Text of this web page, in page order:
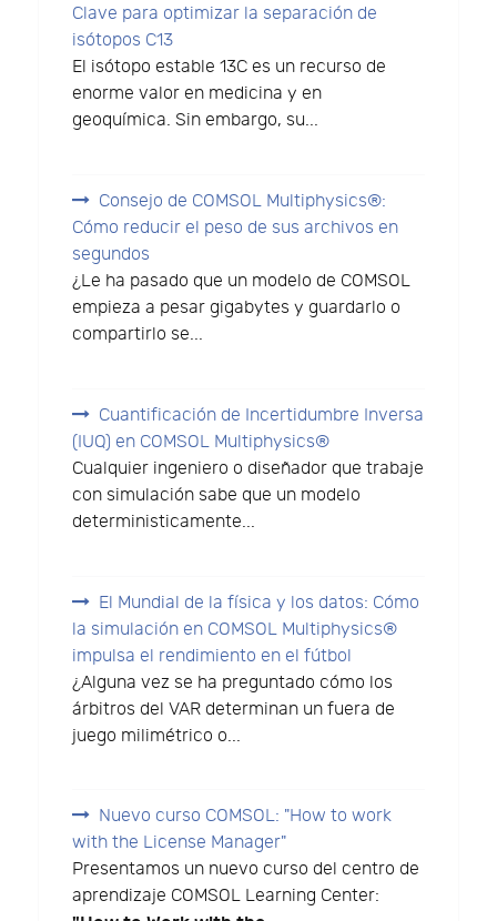
Clave para optimizar la separación de
isótopos C13
El isótopo estable 13C es un recurso de
enorme valor en medicina y en
geoquímica. Sin embargo, su...
Consejo de COMSOL Multiphysics®:
Cómo reducir el peso de sus archivos en
segundos
¿Le ha pasado que un modelo de COMSOL
empieza a pesar gigabytes y guardarlo o
compartirlo se...
Cuantificación de Incertidumbre Inversa
(IUQ) en COMSOL Multiphysics®
Cualquier ingeniero o diseñador que trabaje
con simulación sabe que un modelo
deterministicamente...
El Mundial de la física y los datos: Cómo
la simulación en COMSOL Multiphysics®
impulsa el rendimiento en el fútbol
¿Alguna vez se ha preguntado cómo los
árbitros del VAR determinan un fuera de
juego milimétrico o...
Nuevo curso COMSOL: "How to work
with the License Manager"
Presentamos un nuevo curso del centro de
aprendizaje COMSOL Learning Center: